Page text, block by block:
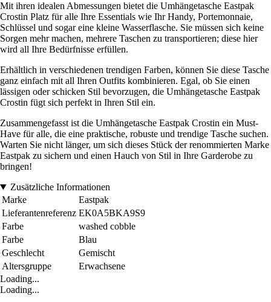
Mit ihren idealen Abmessungen bietet die Umhängetasche Eastpak
Crostin Platz für alle Ihre Essentials wie Ihr Handy, Portemonnaie,
Schlüssel und sogar eine kleine Wasserflasche. Sie müssen sich keine
Sorgen mehr machen, mehrere Taschen zu transportieren; diese hier
wird all Ihre Bedürfnisse erfüllen.
Erhältlich in verschiedenen trendigen Farben, können Sie diese Tasche
ganz einfach mit all Ihren Outfits kombinieren. Egal, ob Sie einen
lässigen oder schicken Stil bevorzugen, die Umhängetasche Eastpak
Crostin fügt sich perfekt in Ihren Stil ein.
Zusammengefasst ist die Umhängetasche Eastpak Crostin ein Must-
Have für alle, die eine praktische, robuste und trendige Tasche suchen.
Warten Sie nicht länger, um sich dieses Stück der renommierten Marke
Eastpak zu sichern und einen Hauch von Stil in Ihre Garderobe zu
bringen!
Zusätzliche Informationen
Marke
Eastpak
Lieferantenreferenz EK0A5BKA9S9
Farbe
washed cobble
Farbe
Blau
Geschlecht
Gemischt
Altersgruppe
Erwachsene
Loading...
Loading...